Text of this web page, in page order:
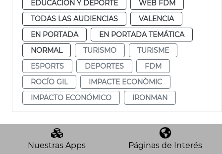
EDUCACIÓN Y DEPORTE
WEB FDM
TODAS LAS AUDIENCIAS
VALENCIA
EN PORTADA
EN PORTADA TEMÁTICA
NORMAL
TURISMO
TURISME
ESPORTS
DEPORTES
FDM
ROCÍO GIL
IMPACTE ECONÒMIC
IMPACTO ECONÓMICO
IRONMAN
Nuestras Apps Páginas de Interés